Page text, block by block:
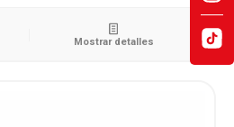
Mostrar detalles